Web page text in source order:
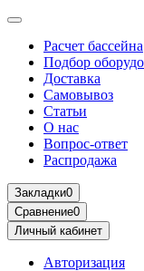
Расчет бассейна
Подбор
Доставка
Самовывоз
Статьи
О нас
Вопрос-ответ
Распродажа
Закладки0
Сравнение0
Личный кабинет
Авторизация